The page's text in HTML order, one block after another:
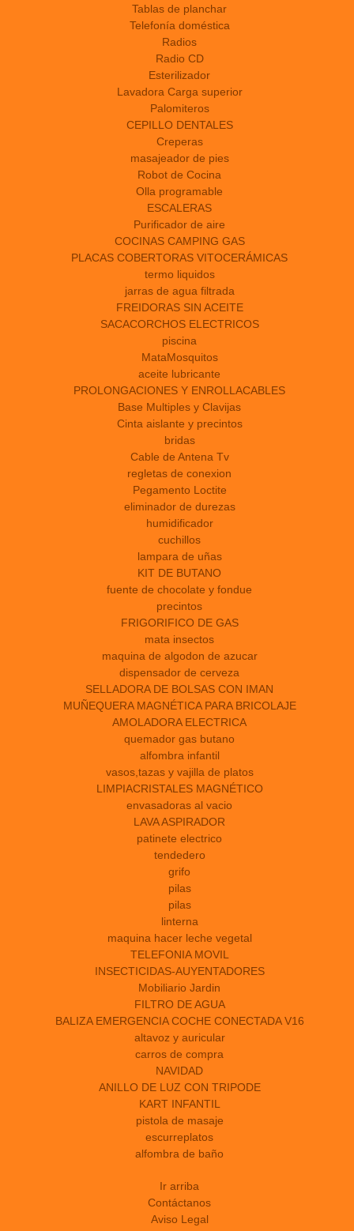
Tablas de planchar
Telefonía doméstica
Radios
Radio CD
Esterilizador
Lavadora Carga superior
Palomiteros
CEPILLO DENTALES
Creperas
masajeador de pies
Robot de Cocina
Olla programable
ESCALERAS
Purificador de aire
COCINAS CAMPING GAS
PLACAS COBERTORAS VITOCERÁMICAS
termo liquidos
jarras de agua filtrada
FREIDORAS SIN ACEITE
SACACORCHOS ELECTRICOS
piscina
MataMosquitos
aceite lubricante
PROLONGACIONES Y ENROLLACABLES
Base Multiples y Clavijas
Cinta aislante y precintos
bridas
Cable de Antena Tv
regletas de conexion
Pegamento Loctite
eliminador de durezas
humidificador
cuchillos
lampara de uñas
KIT DE BUTANO
fuente de chocolate y fondue
precintos
FRIGORIFICO DE GAS
mata insectos
maquina de algodon de azucar
dispensador de cerveza
SELLADORA DE BOLSAS CON IMAN
MUÑEQUERA MAGNÉTICA PARA BRICOLAJE
AMOLADORA ELECTRICA
quemador gas butano
alfombra infantil
vasos,tazas y vajilla de platos
LIMPIACRISTALES MAGNÉTICO
envasadoras al vacio
LAVA ASPIRADOR
patinete electrico
tendedero
grifo
pilas
pilas
linterna
maquina hacer leche vegetal
TELEFONIA MOVIL
INSECTICIDAS-AUYENTADORES
Mobiliario Jardin
FILTRO DE AGUA
BALIZA EMERGENCIA COCHE CONECTADA V16
altavoz y auricular
carros de compra
NAVIDAD
ANILLO DE LUZ CON TRIPODE
KART INFANTIL
pistola de masaje
escurreplatos
alfombra de baño
Ir arriba
Contáctanos
Aviso Legal